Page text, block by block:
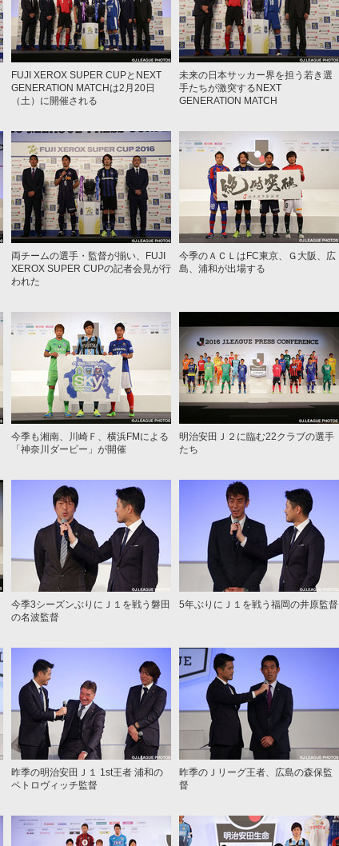
FUJI XEROX SUPER CUPとNEXT
GENERATION MATCHは2月20日
（土）に開催される
未来の日本サッカー界を担う若き選
手たちが激突するNEXT
GENERATION MATCH
両チームの選手・監督が揃い、FUJI
XEROX SUPER CUPの記者会見が行
われた
今季のＡＣＬはFC東京、Ｇ大阪、広
島、浦和が出場する
今季も湘南、川崎Ｆ、横浜FMによる
「神奈川ダービー」が開催
明治安田Ｊ２に臨む22クラブの選手
たち
今季3シーズンぶりにＪ１を戦う磐田
の名波監督
5年ぶりにＪ１を戦う福岡の井原監督
昨季の明治安田Ｊ１ 1st王者 浦和の
ペトロヴィッチ監督
昨季のＪリーグ王者、広島の森保監
督